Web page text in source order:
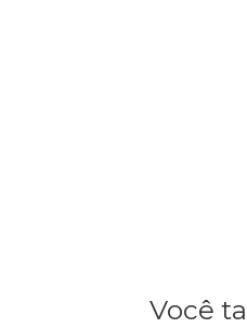
Você